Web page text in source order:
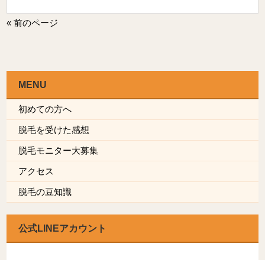
« 前のページ
MENU
初めての方へ
脱毛を受けた感想
脱毛モニター大募集
アクセス
脱毛の豆知識
公式LINEアカウント